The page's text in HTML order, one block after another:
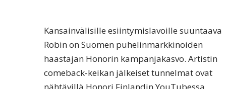
Kansainvälisille esiintymislavoille suuntaava
Robin on Suomen puhelinmarkkinoiden
haastajan Honorin kampanjakasvo. Artistin
comeback-keikan jälkeiset tunnelmat ovat
nähtävillä Honori Finlandin YouTubessa.